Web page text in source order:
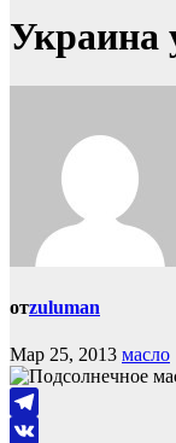
Украина
отzuluman
Мар 25, 2013 масло
Telegram